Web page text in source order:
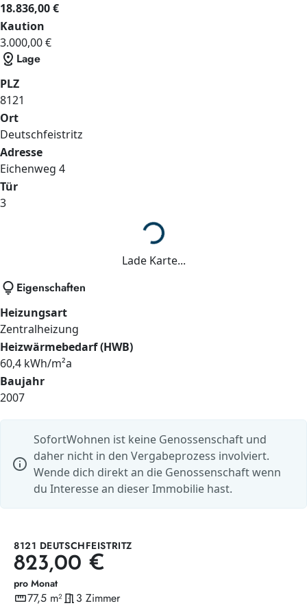
18.836,00 €
Kaution
3.000,00 €
distance Lage
PLZ
8121
Ort
Deutschfeistritz
Adresse
Eichenweg 4
Tür
3
Lade...
Lade Karte...
lightbulb Eigenschaften
Heizungsart
Zentralheizung
Heizwärmebedarf (HWB)
60,4 kWh/m²a
Baujahr
2007
info
SofortWohnen ist keine Genossenschaft und
daher nicht in den Vergabeprozess involviert.
Wende dich direkt an die Genossenschaft wenn
du Interesse an dieser Immobilie hast.
8121 DEUTSCHFEISTRITZ
823,00 €
pro Monat
straighten
Wohnfläche
77,5 m²meeting_room
Zimmer
3 Zimmer